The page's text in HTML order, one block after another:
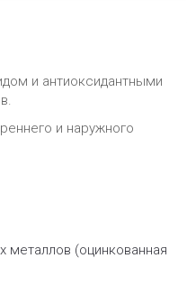
и антиоксидантными
и наружного
металлов (оцинкованная